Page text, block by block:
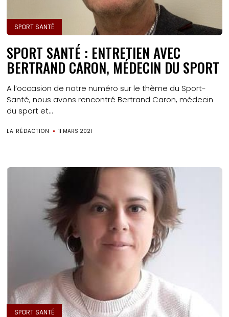
SPORT SANTÉ
SPORT SANTÉ : ENTRETIEN AVEC
BERTRAND CARON, MÉDECIN DU SPORT
A l’occasion de notre numéro sur le thème du Sport-
Santé, nous avons rencontré Bertrand Caron, médecin
du sport et...
LA RÉDACTION 11 MARS 2021
SPORT SANTÉ